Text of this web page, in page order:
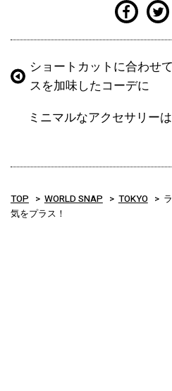
ショートカットに合わせ
スを加味したコーデに
ミニマルなアクセサリー
TOP WORLD SNAP TOKYO
気をプラス！